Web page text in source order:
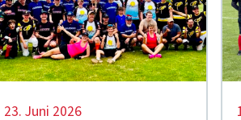
23. Juni 2026